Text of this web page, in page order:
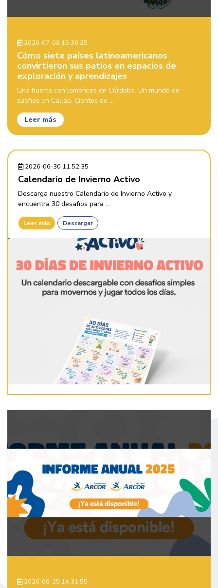
2026-07-08 15:36:25
Cómo siete países latinoamericanos
convirtieron sus patios en espacios de
exploración y aprendizajes
Una huerta con lombrices en Córdoba. Un mundo de
sueños en Callao. Cientos de ...
Leer más
2026-06-30 11:52:35
Calendario de Invierno Activo
Descarga nuestro Calendario de Invierno Activo y
encuentra 30 desafíos para ...
Leer más Descargar
2026-06-25 14:31:55